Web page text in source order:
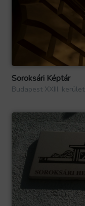
Soroksári Képtár
Budapest XXIII. kerület